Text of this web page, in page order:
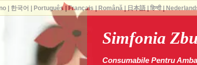
Simfonia
Consumabile Pentru
| 한국어 Português Français Română| 日本語| हिन्दी|